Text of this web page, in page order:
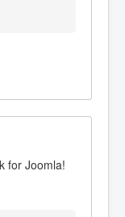
for Joomla!